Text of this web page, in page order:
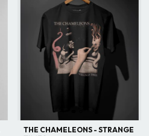
THE CHAMELEONS - STRANGE